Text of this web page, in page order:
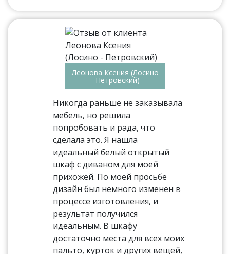
Леонова Ксения (Лосино
- Петровский)
Никогда раньше не заказывала
мебель, но решила
попробовать и рада, что
сделала это. Я нашла
идеальный белый открытый
шкаф с диваном для моей
прихожей. По моей просьбе
дизайн был немного изменен в
процессе изготовления, и
результат получился
идеальным. В шкафу
достаточно места для всех моих
пальто, курток и других вещей,